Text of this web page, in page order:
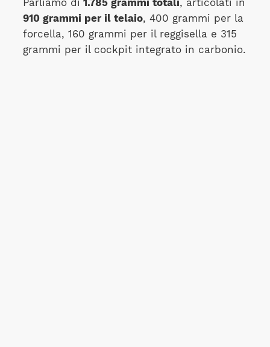
Parliamo di 1.785 grammi totali, articolati in
910 grammi per il telaio, 400 grammi per la
forcella, 160 grammi per il reggisella e 315
grammi per il cockpit integrato in carbonio.